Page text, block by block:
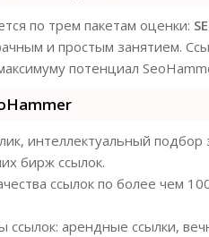
по трем пакетам оценки:
и простым занятием.
потенциал
интеллектуальный подбор
бирж ссылок.
ссылок по более чем
арендные ссылки,